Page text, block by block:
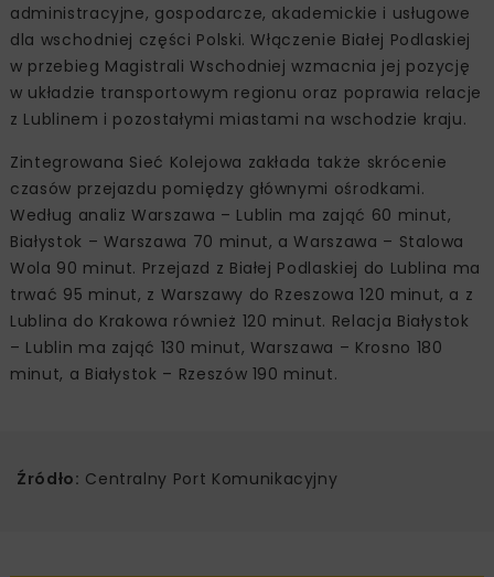
administracyjne, gospodarcze, akademickie i usługowe
dla wschodniej części Polski. Włączenie Białej Podlaskiej
w przebieg Magistrali Wschodniej wzmacnia jej pozycję
w układzie transportowym regionu oraz poprawia relacje
z Lublinem i pozostałymi miastami na wschodzie kraju.
Zintegrowana Sieć Kolejowa zakłada także skrócenie
czasów przejazdu pomiędzy głównymi ośrodkami.
Według analiz Warszawa – Lublin ma zająć 60 minut,
Białystok – Warszawa 70 minut, a Warszawa – Stalowa
Wola 90 minut. Przejazd z Białej Podlaskiej do Lublina ma
trwać 95 minut, z Warszawy do Rzeszowa 120 minut, a z
Lublina do Krakowa również 120 minut. Relacja Białystok
– Lublin ma zająć 130 minut, Warszawa – Krosno 180
minut, a Białystok – Rzeszów 190 minut.
Źródło: Centralny Port Komunikacyjny